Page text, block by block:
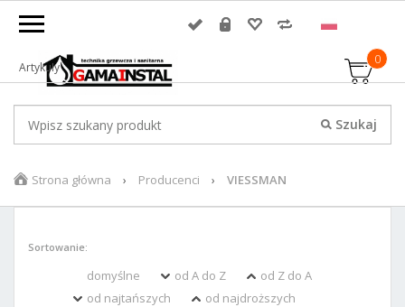
0
Artykuły
Strona główna Producenci VIESSMAN
Sortowanie:
domyślne od A do Z
od Z do A
od najtańszych
od najdroższych